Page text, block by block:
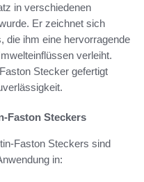
in verschiedenen
Er zeichnet sich
die ihm eine hervorragende
verleiht.
Stecker gefertigt
Faston Steckers
Faston Steckers sind
in: